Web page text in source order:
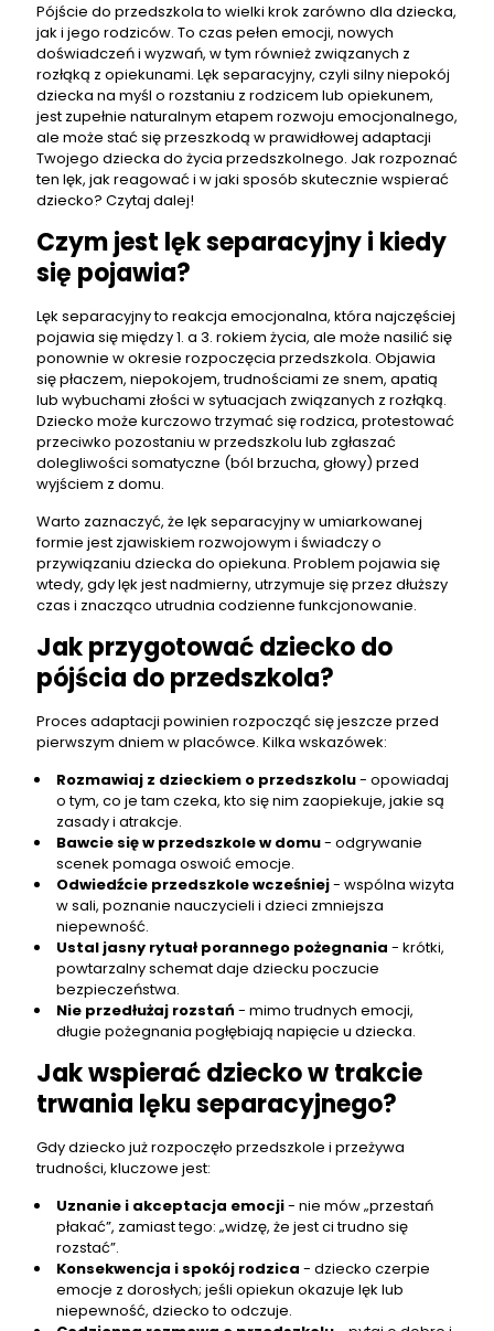
Pójście do przedszkola to wielki krok zarówno dla dziecka,
jak i jego rodziców. To czas pełen emocji, nowych
doświadczeń i wyzwań, w tym również związanych z
rozłąką z opiekunami. Lęk separacyjny, czyli silny niepokój
dziecka na myśl o rozstaniu z rodzicem lub opiekunem,
jest zupełnie naturalnym etapem rozwoju emocjonalnego,
ale może stać się przeszkodą w prawidłowej adaptacji
Twojego dziecka do życia przedszkolnego. Jak rozpoznać
ten lęk, jak reagować i w jaki sposób skutecznie wspierać
dziecko? Czytaj dalej!
Czym jest lęk separacyjny i kiedy
się pojawia?
Lęk separacyjny to reakcja emocjonalna, która najczęściej
pojawia się między 1. a 3. rokiem życia, ale może nasilić się
ponownie w okresie rozpoczęcia przedszkola. Objawia
się płaczem, niepokojem, trudnościami ze snem, apatią
lub wybuchami złości w sytuacjach związanych z rozłąką.
Dziecko może kurczowo trzymać się rodzica, protestować
przeciwko pozostaniu w przedszkolu lub zgłaszać
dolegliwości somatyczne (ból brzucha, głowy) przed
wyjściem z domu.
Warto zaznaczyć, że lęk separacyjny w umiarkowanej
formie jest zjawiskiem rozwojowym i świadczy o
przywiązaniu dziecka do opiekuna. Problem pojawia się
wtedy, gdy lęk jest nadmierny, utrzymuje się przez dłuższy
czas i znacząco utrudnia codzienne funkcjonowanie.
Jak przygotować dziecko do
pójścia do przedszkola?
Proces adaptacji powinien rozpocząć się jeszcze przed
pierwszym dniem w placówce. Kilka wskazówek:
Rozmawiaj z dzieckiem o przedszkolu- opowiadaj
o tym, co je tam czeka, kto się nim zaopiekuje, jakie są
zasady i atrakcje.
Bawcie się w przedszkole w domu- odgrywanie
scenek pomaga oswoić emocje.
Odwiedźcie przedszkole wcześniej- wspólna wizyta
w sali, poznanie nauczycieli i dzieci zmniejsza
niepewność.
Ustal jasny rytuał porannego pożegnania - krótki,
powtarzalny schemat daje dziecku poczucie
bezpieczeństwa.
Nie przedłużaj rozstań - mimo trudnych emocji,
długie pożegnania pogłębiają napięcie u dziecka.
Jak wspierać dziecko w trakcie
trwania lęku separacyjnego?
Gdy dziecko już rozpoczęło przedszkole i przeżywa
trudności, kluczowe jest:
Uznanie i akceptacja emocji- nie mów „przestań
płakać”, zamiast tego: „widzę, że jest ci trudno się
rozstać”.
Konsekwencja i spokój rodzica - dziecko czerpie
emocje z dorosłych; jeśli opiekun okazuje lęk lub
niepewność, dziecko to odczuje.